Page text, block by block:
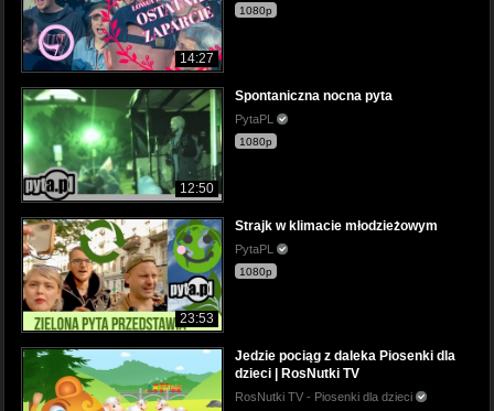
14:27
1080p
12:50
Spontaniczna nocna pyta
PytaPL
1080p
23:53
Strajk w klimacie młodzieżowym
PytaPL
1080p
Jedzie pociąg z daleka Piosenki dla
dzieci | RosNutki TV
RosNutki TV - Piosenki dla dzieci